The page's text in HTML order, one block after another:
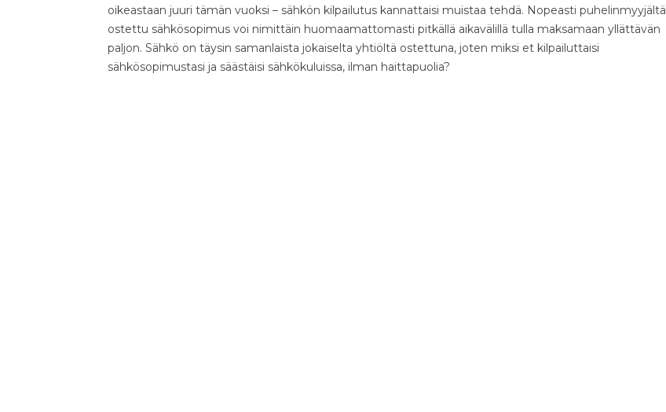
oikeastaan juuri tämän vuoksi – sähkön kilpailutus kannattaisi muistaa tehdä. Nopeasti puhelinmyyjältä
ostettu sähkösopimus voi nimittäin huomaamattomasti pitkällä aikavälillä tulla maksamaan yllättävän
paljon. Sähkö on täysin samanlaista jokaiselta yhtiöltä ostettuna, joten miksi et kilpailuttaisi
sähkösopimustasi ja säästäisi sähkökuluissa, ilman haittapuolia?